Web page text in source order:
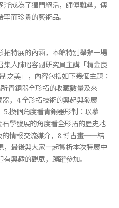
成為了獨門絕活，師傅難尋，傳
而珍貴的藝術品。
拓特展的內涵，本館特別舉辦一場
集人陳昭容副研究員主講「精金良
之美」，內容包括如下幾個主題：
青銅器全形拓的收藏數量及來
，4.全形拓技術的興起與發展
換個角度看青銅器形制：以摹
學發展的角度看全形拓的歷史地
的情報交流媒介，8.博古畫──結
，最後與大家一起賞析本次特展中
興趣的觀眾，踴躍參加。